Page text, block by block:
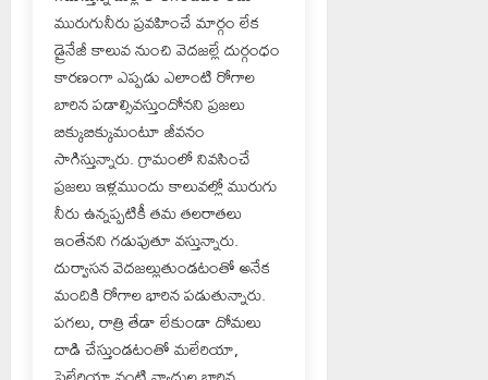
మురుగునీరు ప్రవహించే మార్గం లేక
డ్రైనేజీ కాలువ నుంచి వెదజల్లే దుర్గంధం
కారణంగా ఎప్పడు ఎలాంటి రోగాల
బారిన పడాల్సివస్తుందోనని ప్రజలు
బిక్కుబిక్కుమంటూ జీవనం
సాగిస్తున్నారు. గ్రామంలో నివసించే
ప్రజలు ఇళ్లముందు కాలువల్లో మురుగు
నీరు ఉన్నప్పటికీ తమ తలరాతలు
ఇంతేనని గడుపుతూ వస్తున్నారు.
దుర్వాసన వెదజల్లుతుండటంతో అనేక
మందికి రోగాల భారిన పడుతున్నారు.
పగలు, రాత్రి తేడా లేకుండా దోమలు
దాడి చేస్తుండటంతో మలేరియా,